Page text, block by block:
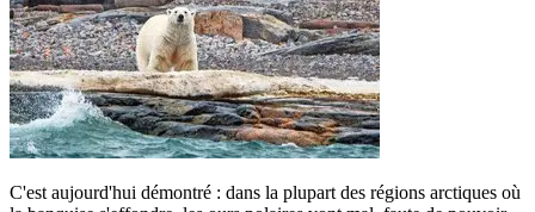
C'est aujourd'hui démontré : dans la plupart des régions arctiques où